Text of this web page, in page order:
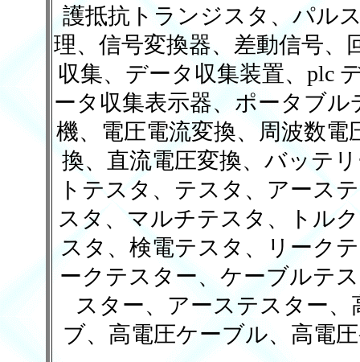
護抵抗トランジスタ、パル
理、信号変換器、差動信号、
収集、データ収集装置、plc
ータ収集表示器、ポータブ
機、電圧電流変換、周波数
換、直流電圧変換、バッテ
トテスタ、テスタ、アース
スタ、マルチテスタ、トル
スタ、検電テスタ、リーク
ークテスター、ケーブルテ
スター、アーステスター
ブ、高電圧ケーブル、高電